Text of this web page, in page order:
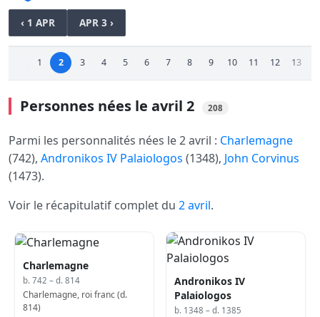
‹ 1 APR APR 3 ›
1 2 3 4 5 6 7 8 9 10 11 12 13
Personnes nées le avril 2 208
Parmi les personnalités nées le 2 avril : Charlemagne
(742), Andronikos IV Palaiologos (1348), John Corvinus
(1473).
Voir le récapitulatif complet du 2 avril.
Charlemagne
b. 742 – d. 814
Charlemagne, roi franc (d.
814)
Andronikos IV
Palaiologos
b. 1348 – d. 1385